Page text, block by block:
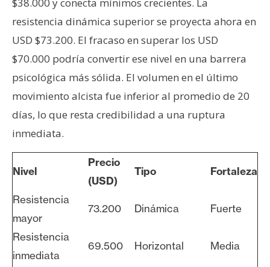
resistencia dinámica superior se proyecta ahora en
USD $73.200. El fracaso en superar los USD
$70.000 podría convertir ese nivel en una barrera
psicológica más sólida. El volumen en el último
movimiento alcista fue inferior al promedio de 20
días, lo que resta credibilidad a una ruptura
inmediata.
Nivel
Precio
(USD)
Tipo Fortaleza
Resistencia
mayor
73.200 Dinámica Fuerte
Resistencia
inmediata
69.500 Horizontal Media